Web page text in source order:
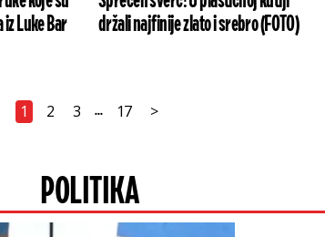
Luke Bar
držali najfinije zlato i srebro (FOTO)
1 2 3 ... 17 >
POLITIKA